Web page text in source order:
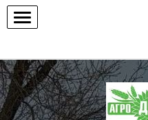
ПП
"Агродім-
центр"